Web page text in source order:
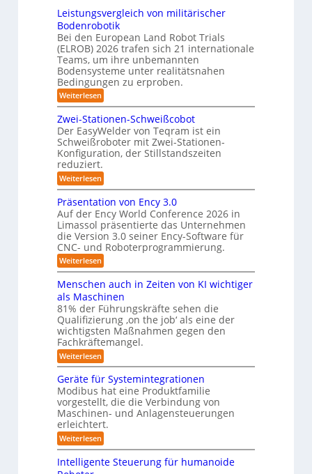
b
o
t
e
r
D
-
S
t
e
r
e
o
-
K
a
m
e
r
a
s
y
s
t
e
f
ü
r
R
o
b
o
t
i
k
u
n
d
L
u
t
t
l
e
-
S
y
s
t
e
f
ü
r
R
e
i
n
r
ä
u
m
e
b
i
s
S
O
-
K
l
s
Leistungsvergleich von militärischer
Bodenrobotik
Bei den European Land Robot Trials
(ELROB) 2026 trafen sich 21 internationale
Teams, um ihre unbemannten
Bodensysteme unter realitätsnahen
Bedingungen zu erproben.
Weiterlesen:
L
e
i
s
t
u
g
s
v
e
r
g
l
e
i
c
h
v
o
n
m
i
l
i
t
ä
r
i
s
c
h
e
r
B
o
e
Zwei-Stationen-Schweißcobot
Der EasyWelder von Teqram ist ein
Schweißroboter mit Zwei-Stationen-
Konfiguration, der Stillstandszeiten
reduziert.
Weiterlesen:
Z
w
e
i
-
S
t
a
t
i
o
n
e
n
-
S
c
h
w
i
ß
c
o
b
o
t
Präsentation von Ency 3.0
Auf der Ency World Conference 2026 in
Limassol präsentierte das Unternehmen
die Version 3.0 seiner Ency-Software für
CNC- und Roboterprogrammierung.
Weiterlesen:
P
ä
s
e
n
t
a
t
i
o
n
v
o
n
E
n
c
y
.
Menschen auch in Zeiten von KI wichtiger
als Maschinen
81% der Führungskräfte sehen die
Qualifizierung ‚on the job‘ als eine der
wichtigsten Maßnahmen gegen den
Fachkräftemangel.
Weiterlesen:
M
n
s
c
h
e
n
a
u
c
Geräte für Systemintegrationen
Modibus hat eine Produktfamilie
vorgestellt, die die Verbindung von
Maschinen- und Anlagensteuerungen
erleichtert.
Weiterlesen:
G
e
r
Intelligente Steuerung für humanoide